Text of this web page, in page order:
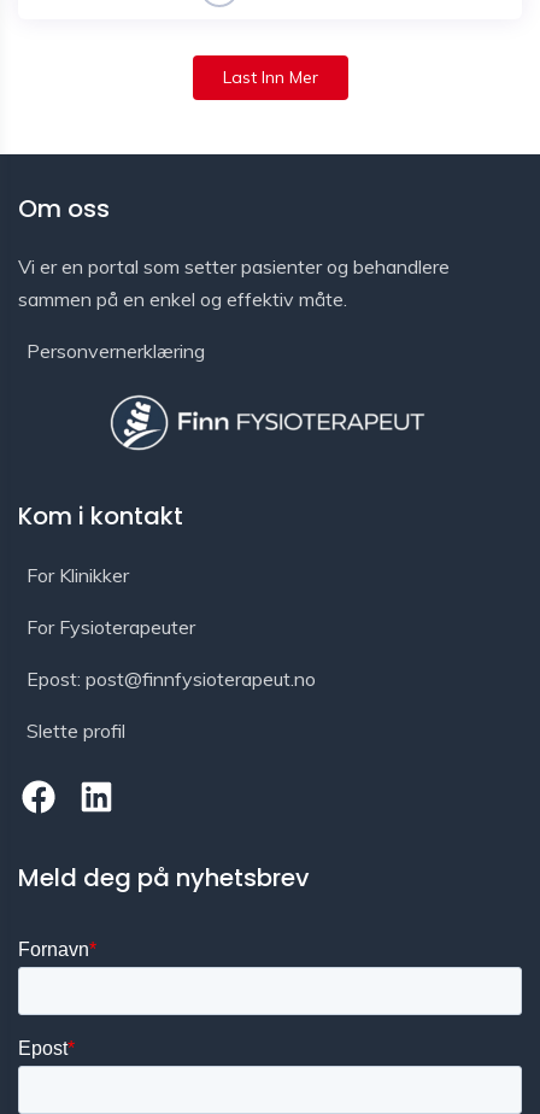
Last Inn Mer
Om oss
Vi er en portal som setter pasienter og behandlere
sammen på en enkel og effektiv måte.
Personvernerklæring
Kom i kontakt
For Klinikker
For Fysioterapeuter
Epost: post@finnfysioterapeut.no
Slette profil
Meld deg på nyhetsbrev